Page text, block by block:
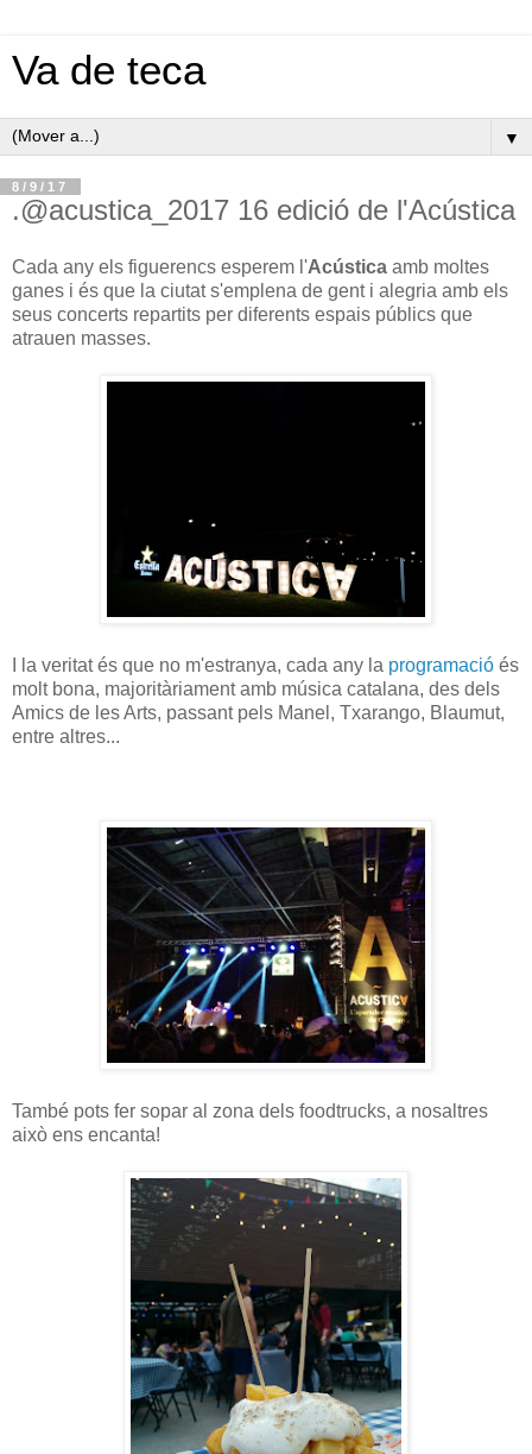
Va de teca
▼
8/9/17
.@acustica_2017 16 edició de l'Acústica
Cada any els figuerencs esperem l'Acústica amb moltes
ganes i és que la ciutat s'emplena de gent i alegria amb els
seus concerts repartits per diferents espais públics que
atrauen masses.
I la veritat és que no m'estranya, cada any la programació és
molt bona, majoritàriament amb música catalana, des dels
Amics de les Arts, passant pels Manel, Txarango, Blaumut,
entre altres...
També pots fer sopar al zona dels foodtrucks, a nosaltres
això ens encanta!